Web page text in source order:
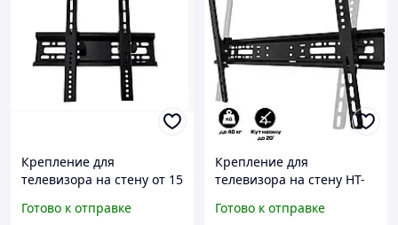
Крепление для
телевизора на стену от 15
Готово к отправке
Крепление для
телевизора на стену HT-
для монитора ТВ 8004
Готово к отправке